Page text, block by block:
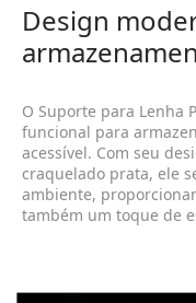
Design
O Suporte para Lenha
funcional para
acessível. Com seu
craquelado prata, ele
ambiente,
também um toque de